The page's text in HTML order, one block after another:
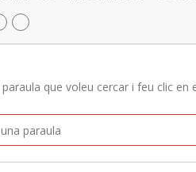
que voleu cercar i feu clic en